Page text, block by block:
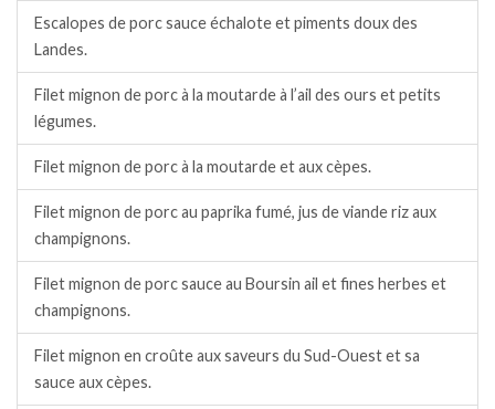
Escalopes de porc sauce échalote et piments doux des
Landes.
Filet mignon de porc à la moutarde à l’ail des ours et petits
légumes.
Filet mignon de porc à la moutarde et aux cèpes.
Filet mignon de porc au paprika fumé, jus de viande riz aux
champignons.
Filet mignon de porc sauce au Boursin ail et fines herbes et
champignons.
Filet mignon en croûte aux saveurs du Sud-Ouest et sa
sauce aux cèpes.